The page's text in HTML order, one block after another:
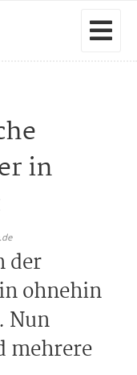
in
der
ohnehin
Nun
mehrere